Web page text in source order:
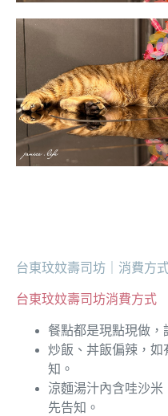
台東玟妏壽司坊｜消費方
台東玟妏壽司坊消費方式
餐點都是現點現做，
炒飯、丼飯偏辣，如
知。
涼麵湯汁內含哇沙
先告知。